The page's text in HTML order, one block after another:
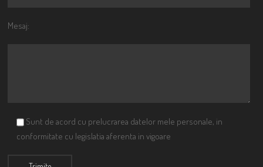
Mesaj:
Sunt de acord cu prelucrarea datelor mele personale, in
conformitate cu legislatia aferenta in vigoare